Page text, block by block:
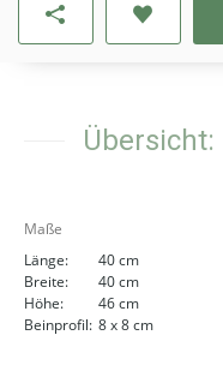
Übersicht:
Maße
Länge:
40 cm
Breite:
40 cm
Höhe:
46 cm
Beinprofil: 8 x 8 cm